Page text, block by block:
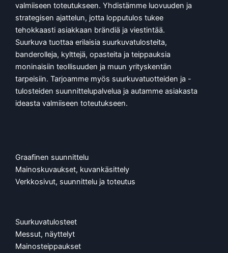
valmiiseen toteutukseen. Yhdistämme luovuuden ja
strategisen ajattelun, jotta lopputulos tukee
tehokkaasti asiakkaan brändiä ja viestintää.
Suurkuva tuottaa erilaisia suurkuvatulosteita,
banderolleja, kylttejä, opasteita ja teippauksia
moninaisiin teollisuuden ja muun yrityskentän
tarpeisiin. Tarjoamme myös suurkuvatuotteiden ja -
tulosteiden suunnittelupalvelua ja autamme asiakasta
ideasta valmiiseen toteutukseen.
Graafinen suunnittelu
Mainoskuvaukset, kuvankäsittely
Verkkosivut, suunnittelu ja toteutus
Suurkuvatulosteet
Messut, näyttelyt
Mainosteippaukset